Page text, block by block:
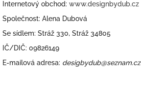
Internetový obchod: www.designbydub.cz
Společnost: Alena Dubová
Se sídlem: Stráž 330, Stráž 34805
IČ/DIČ: 09826149
E-mailová adresa: desigbydub@seznam.cz